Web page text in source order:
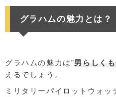
グラハムの魅力とは？
グラハムの魅力は”男らしく
えるでしょう。
ミリタリーパイロットウォッ